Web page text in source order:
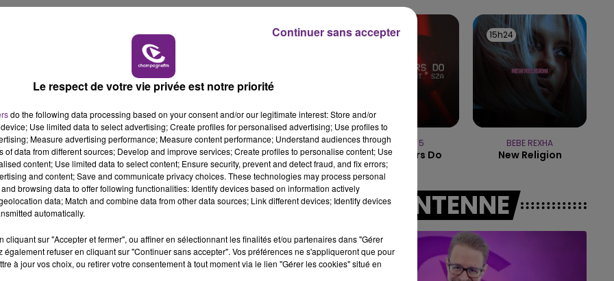
16h00 - 20h00
LE WEEK-END CHAMPAGNE FM
7h00 - 12h00
LE WEEK-END CHAMPAGNE FM
suppression annoncée des contrôleurs sur certaines
LE MAGASIN JOUÉCLUB DE REIMS FERME
SES PORTES
C'était l'une des institutions du centre-ville
rémois. Le magasin JouéClub est contraint de
15h27
15h27
MAROON 5
What Lovers Do
15h24
15h24
BEBE REXHA
New Religion
A L'ANTENNE
Le respect de votre vie privée est notre priorité
do the following data processing based on your consent and/or our legitimate interest: Store and/or
Use limited data to select advertising; Create profiles for personalised advertising; Use profiles to
Measure advertising performance; Measure content performance; Understand audiences through
of data from different sources; Develop and improve services; Create profiles to personalise content; Use
content; Use limited data to select content; Ensure security, prevent and detect fraud, and fix errors;
and content; Save and communicate privacy choices. These technologies may process personal
browsing data to offer following functionalities: Identify devices based on information actively
data; Match and combine data from other data sources; Link different devices; Identify devices
automatically.
cliquant sur "Accepter et fermer", ou affiner en sélectionnant les finalités et/ou partenaires dans "Gérer
également refuser en cliquant sur "Continuer sans accepter". Vos préférences ne s'appliqueront que pour
à jour vos choix, ou retirer votre consentement à tout moment via le lien "Gérer les cookies" situé en
Continuer sans accepter